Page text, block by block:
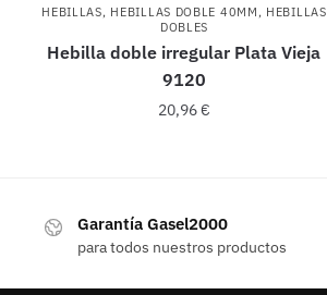
HEBILLAS, HEBILLAS DOBLE 40MM , HEBILLAS
DOBLES
Hebilla doble irregular Plata Vieja
9120
20,96€
Garantía Gasel2000
para todos nuestros productos